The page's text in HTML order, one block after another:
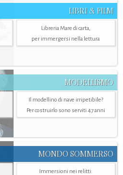
LIBRI & FILM
Libreria Mare di carta,
per immergersi nella lettura
MODELLISMO
Il modellino di nave irripetibile?
Per costruirlo sono serviti 47 anni
MONDO SOMMERSO
Immersioni nei relitti: